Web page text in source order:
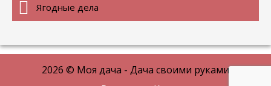
Ягодные дела
2026 © Моя дача - Дача своими руками